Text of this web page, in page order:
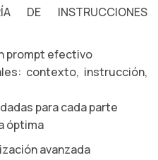
DE INSTRUCCIONES
prompt efectivo
contexto, instrucción,
para cada parte
óptima
avanzada